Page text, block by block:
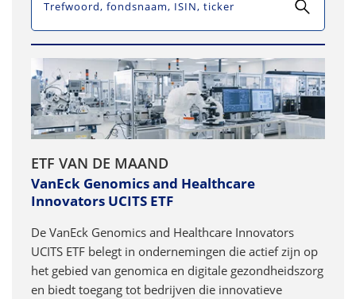
ETF VAN DE MAAND
VanEck Genomics and Healthcare
Innovators UCITS ETF
De VanEck Genomics and Healthcare Innovators
UCITS ETF belegt in ondernemingen die actief zijn op
het gebied van genomica en digitale gezondheidszorg
en biedt toegang tot bedrijven die innovatieve